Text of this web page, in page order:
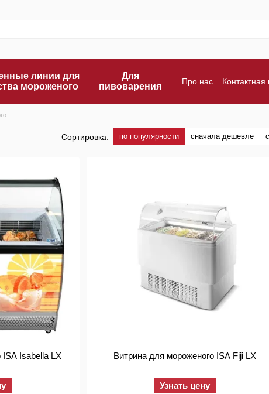
линии для
мороженого
Для
пивоварения
Про нас
Сортировка: по популярности сначала дешевле
Витрина для мороженого ISA Isabella LX Витрина для мороженого ISA Fiji LX
Узнать цену